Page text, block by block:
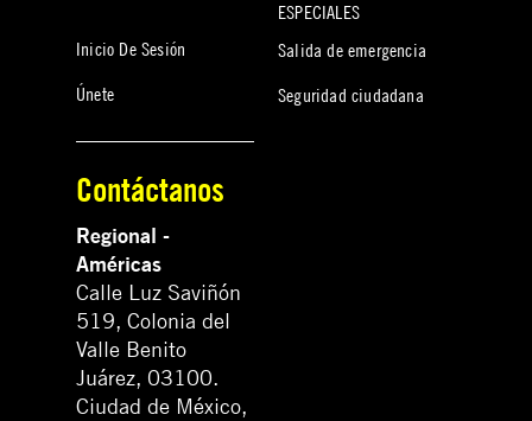
Inicio De Sesión
Únete
ESPECIALES
Salida de emergencia
Seguridad ciudadana
Contáctanos
Regional -
Américas
Calle Luz Saviñón
519, Colonia del
Valle Benito
Juárez, 03100.
Ciudad de México,